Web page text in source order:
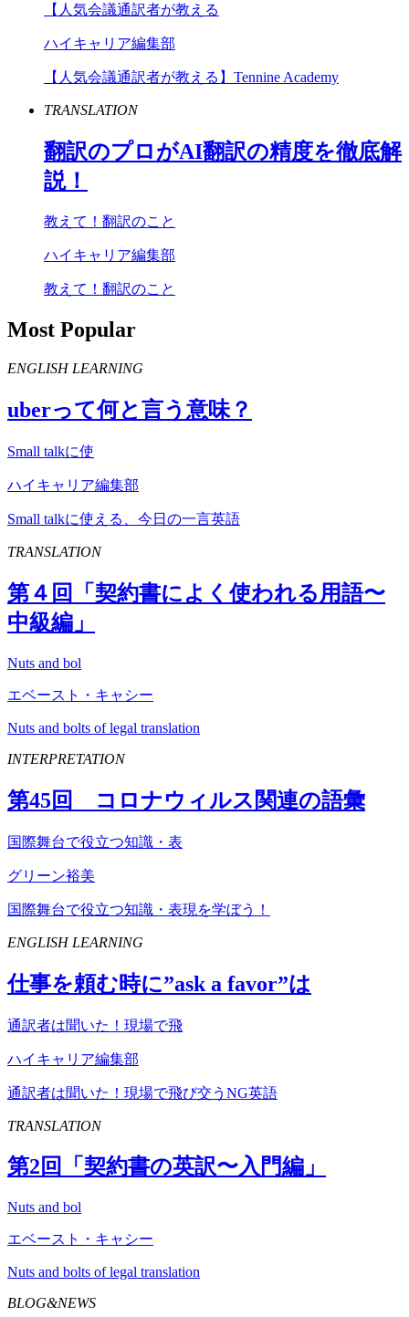
【人気会議通訳者が教える
ハイキャリア編集部
【人気会議通訳者が教える】Tennine Academy
TRANSLATION
翻訳のプロがAI翻訳の精度を徹底解
説！
教えて！翻訳のこと
ハイキャリア編集部
教えて！翻訳のこと
Most Popular
ENGLISH LEARNING
uberって何と言う意味？
Small talkに使
ハイキャリア編集部
Small talkに使える、今日の一言英語
TRANSLATION
第４回「契約書によく使われる用語〜
中級編」
Nuts and bol
エベースト・キャシー
Nuts and bolts of legal translation
INTERPRETATION
第45回 コロナウィルス関連の語彙
国際舞台で役立つ知識・表
グリーン裕美
国際舞台で役立つ知識・表現を学ぼう！
ENGLISH LEARNING
仕事を頼む時に”ask a favor”は
通訳者は聞いた！現場で飛
ハイキャリア編集部
通訳者は聞いた！現場で飛び交うNG英語
TRANSLATION
第2回「契約書の英訳〜入門編」
Nuts and bol
エベースト・キャシー
Nuts and bolts of legal translation
BLOG&NEWS